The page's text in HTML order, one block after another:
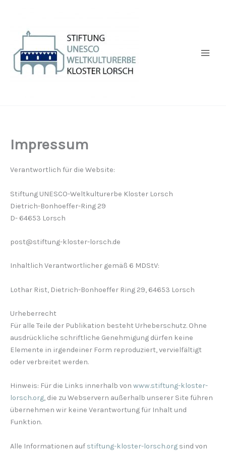
springen
Impressum
Verantwortlich für die Website:
Stiftung UNESCO-Weltkulturerbe Kloster Lorsch
Dietrich-Bonhoeffer-Ring 29
D- 64653 Lorsch
post@stiftung-kloster-lorsch.de
Inhaltlich Verantwortlicher gemäß 6 MDStV:
Lothar Rist, Dietrich-Bonhoeffer Ring 29, 64653 Lorsch
Urheberrecht
Für alle Teile der Publikation besteht Urheberschutz. Ohne
ausdrückliche schriftliche Genehmigung dürfen keine
Elemente in irgendeiner Form reproduziert, vervielfältigt
oder verbreitet werden.
Hinweis: Für die Links innerhalb von www.stiftung-kloster-
lorsch.org, die zu Webservern außerhalb unserer Site führen
übernehmen wir keine Verantwortung für Inhalt und
Funktion.
Alle Informationen auf stiftung-kloster-lorsch.org sind von